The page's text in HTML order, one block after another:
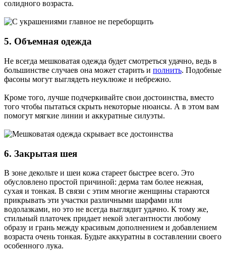
солидного возраста.
5. Объемная одежда
Не всегда мешковатая одежда будет смотреться удачно, ведь в
большинстве случаев она может старить и полнить. Подобные
фасоны могут выглядеть неуклюже и небрежно.
Кроме того, лучше подчеркивайте свои достоинства, вместо
того чтобы пытаться скрыть некоторые нюансы. А в этом вам
помогут мягкие линии и аккуратные силуэты.
6. Закрытая шея
В зоне декольте и шеи кожа стареет быстрее всего. Это
обусловлено простой причиной: дерма там более нежная,
сухая и тонкая. В связи с этим многие женщины стараются
прикрывать эти участки различными шарфами или
водолазками, но это не всегда выглядит удачно. К тому же,
стильный платочек придает некой элегантности любому
образу и грань между красивым дополнением и добавлением
возраста очень тонкая. Будьте аккуратны в составлении своего
особенного лука.